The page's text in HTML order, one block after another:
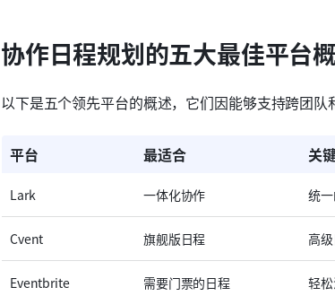
协作日程规划的五大最佳平台
以下是五个领先平台的概述，它们因能够支持跨团队
平台 最适合 关
Lark 一体化协作 统
Cvent 旗舰版日程 高
Eventbrite 需要门票的日程 轻